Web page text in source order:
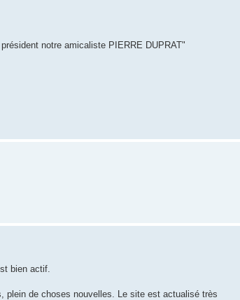
notre amicaliste PIERRE DUPRAT"
bien actif.
plein de choses nouvelles. Le site est actualisé très